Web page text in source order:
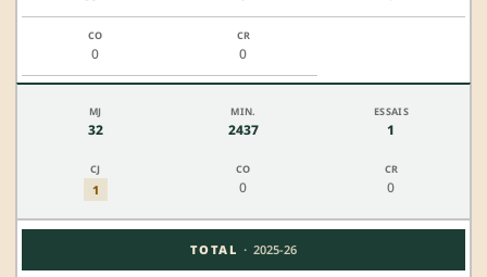
0 0
32 2437 1
1 0 0
TOTAL · 2025-26